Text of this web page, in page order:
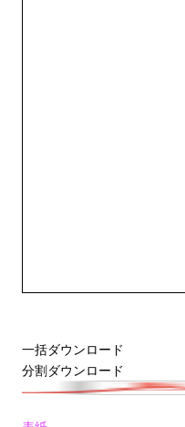
一括ダウンロード
分割ダウンロード